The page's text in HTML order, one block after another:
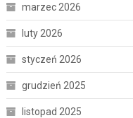
marzec 2026
luty 2026
styczeń 2026
grudzień 2025
listopad 2025